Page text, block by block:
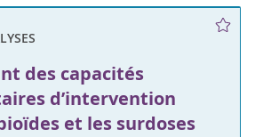
des capacités
d’intervention
et les surdoses